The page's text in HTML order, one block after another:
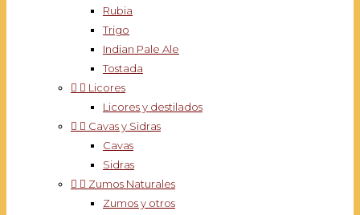
Rubia
Trigo
Indian Pale Ale
Tostada
  Licores
Licores y destilados
  Cavas y Sidras
Cavas
Sidras
  Zumos Naturales
Zumos y otros